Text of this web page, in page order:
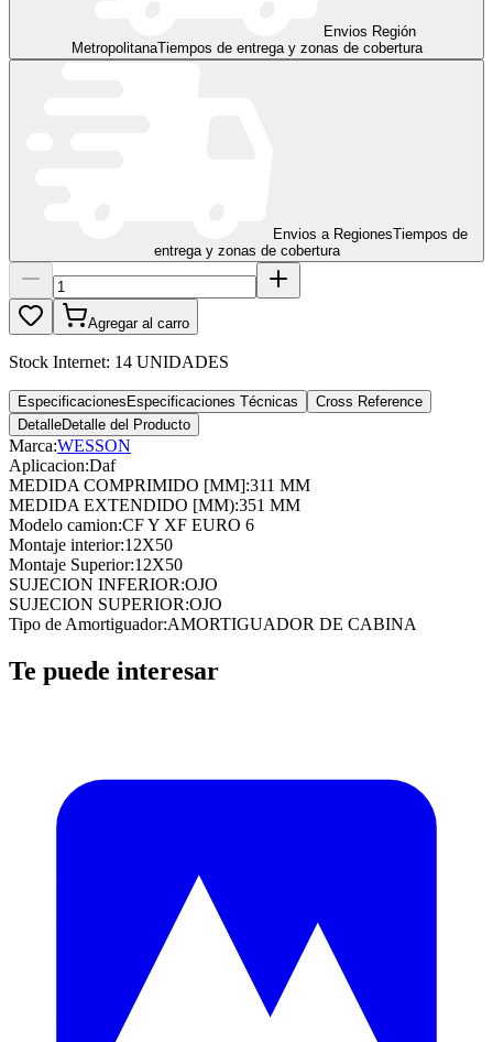
Envios Región
MetropolitanaTiempos de entrega y zonas de cobertura
Envios a RegionesTiempos de
entrega y zonas de cobertura
Agregar al carro
Stock Internet: 14 UNIDADES
Especificaciones Especificaciones Técnicas
Cross Reference
DetalleDetalle del Producto
Marca:WESSON
Aplicacion:Daf
MEDIDA COMPRIMIDO [MM]:311 MM
MEDIDA EXTENDIDO [MM):351 MM
Modelo camion:CF Y XF EURO 6
Montaje interior:12X50
Montaje Superior:12X50
SUJECION INFERIOR:OJO
SUJECION SUPERIOR:OJO
Tipo de Amortiguador:AMORTIGUADOR DE CABINA
Te puede interesar